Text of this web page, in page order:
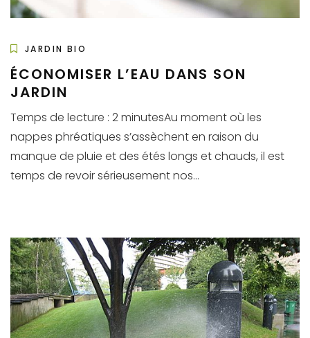
JARDIN BIO
ÉCONOMISER L’EAU DANS SON
JARDIN
Temps de lecture : 2 minutesAu moment où les
nappes phréatiques s’assèchent en raison du
manque de pluie et des étés longs et chauds, il est
temps de revoir sérieusement nos...